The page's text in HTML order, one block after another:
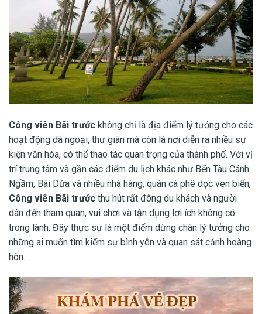
Công viên Bãi trước không chỉ là địa điểm lý tưởng cho các
hoạt động dã ngoại, thư giãn mà còn là nơi diễn ra nhiều sự
kiện văn hóa, có thể thao tác quan trọng của thành phố. Với vị
trí trung tâm và gần các điểm du lịch khác như Bến Tàu Cánh
Ngầm, Bãi Dứa và nhiều nhà hàng, quán cà phê dọc ven biển,
Công viên Bãi trước thu hút rất đông du khách và người
dân đến tham quan, vui chơi và tận dụng lợi ích không có
trong lành. Đây thực sự là một điểm dừng chân lý tưởng cho
những ai muốn tìm kiếm sự bình yên và quan sát cảnh hoàng
hôn.